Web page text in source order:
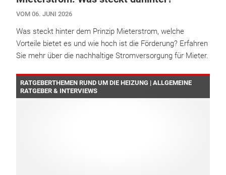
VOM 06. JUNI 2026
Was steckt hinter dem Prinzip Mieterstrom, welche
Vorteile bietet es und wie hoch ist die Förderung? Erfahren
Sie mehr über die nachhaltige Stromversorgung für Mieter.
RATGEBERTHEMEN RUND UM DIE HEIZUNG | ALLGEMEINE
RATGEBER & INTERVIEWS